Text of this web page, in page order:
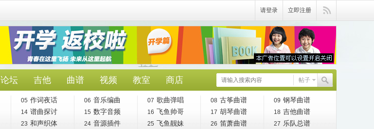
请登录 立即注册
帖子
论坛 吉他 曲谱 视频 教室 商店
05 作词夜话 06 音乐编曲 07 歌曲弹唱 08 古筝曲谱 09 钢琴曲谱
14 谱曲探讨 15 数字音频 16 飞鱼帅哥 17 胡琴曲谱 18 吉他曲谱
23 和声织体 24 音源插件 25 飞鱼靓妹 26 笛萧曲谱 27 乐队总谱